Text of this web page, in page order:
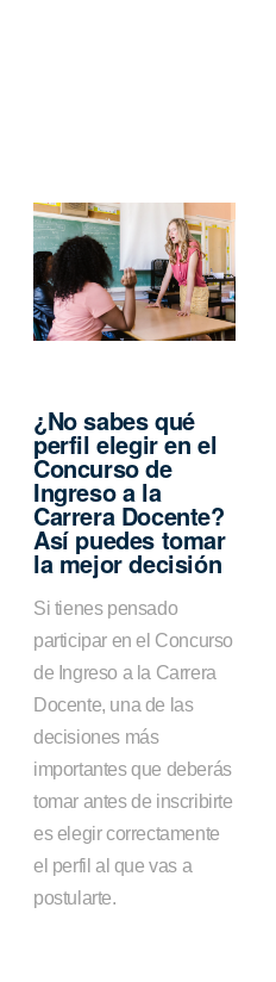
¿No sabes qué
perfil elegir en el
Concurso de
Ingreso a la
Carrera Docente?
Así puedes tomar
la mejor decisión
Si tienes pensado
participar en el Concurso
de Ingreso a la Carrera
Docente, una de las
decisiones más
importantes que deberás
tomar antes de inscribirte
es elegir correctamente
el perfil al que vas a
postularte.